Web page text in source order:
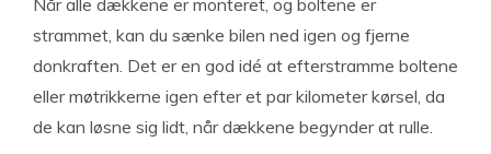
Når alle dækkene er monteret, og boltene er
strammet, kan du sænke bilen ned igen og fjerne
donkraften. Det er en god idé at efterstramme boltene
eller møtrikkerne igen efter et par kilometer kørsel, da
de kan løsne sig lidt, når dækkene begynder at rulle.